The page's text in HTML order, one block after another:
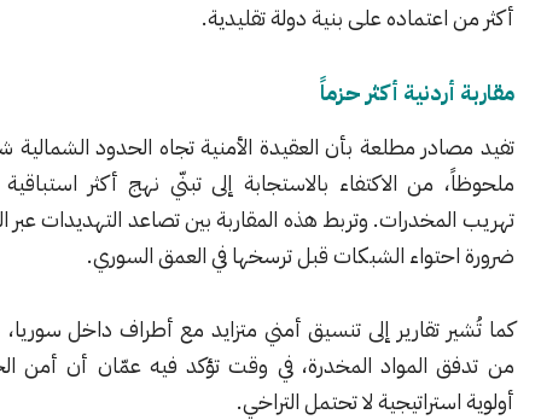
على بنية دولة تقليدية.
أكثر حزماً
مطلعة بأن العقيدة الأمنية تجاه الحدود الشمالية شهدت تحولاً
من الاكتفاء بالاستجابة إلى تبنّي نهج أكثر استباقية في مواجهة
وتربط هذه المقاربة بين تصاعد التهديدات عبر الحدود وبين
الشبكات قبل ترسخها في العمق السوري.
تقارير إلى تنسيق أمني متزايد مع أطراف داخل سوريا، بهدف الحد
المواد المخدرة، في وقت تؤكد فيه عمّان أن أمن الحدود يمثل
لا تحتمل التراخي.